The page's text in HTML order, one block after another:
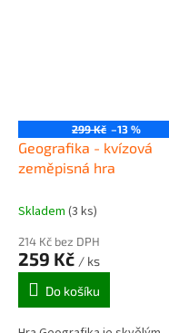
299 Kč –13 %
Geografika - kvízová
zeměpisná hra
Skladem (3 ks)
214 Kč bez DPH
259 Kč / ks
Do košíku